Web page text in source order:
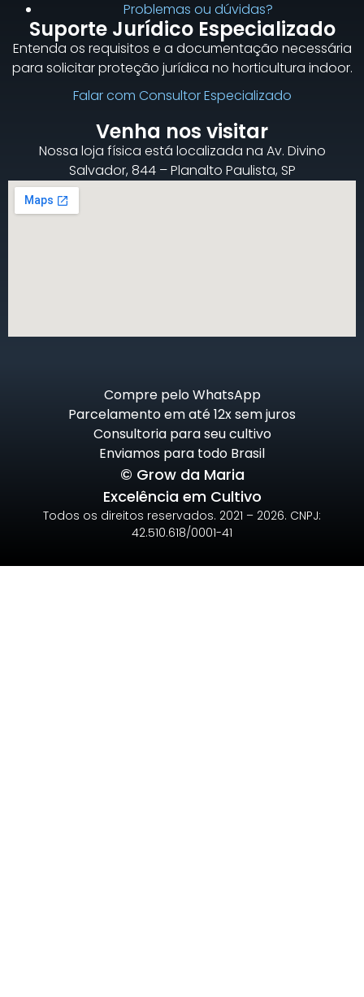
Problemas ou dúvidas?
Suporte Jurídico Especializado
Entenda os requisitos e a documentação necessária
para solicitar proteção jurídica no horticultura indoor.
Falar com Consultor Especializado
Venha nos visitar
Nossa loja física está localizada na Av. Divino
Salvador, 844 – Planalto Paulista, SP
Compre pelo WhatsApp
Parcelamento em até 12x sem juros
Consultoria para seu cultivo
Enviamos para todo Brasil
© Grow da Maria
Excelência em Cultivo
Todos os direitos reservados. 2021 – 2026. CNPJ:
42.510.618/0001-41